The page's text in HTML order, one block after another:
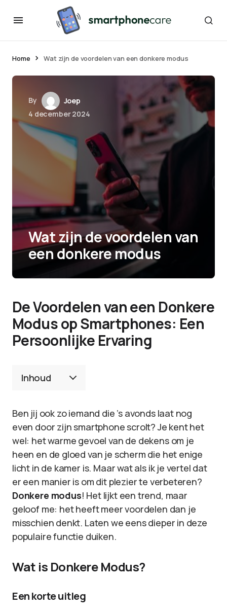
Home Wat zijn de voordelen van een donkere modus
By
Joep
4 december 2024
Wat zijn de voordelen van
een donkere modus
De Voordelen van een Donkere
Modus op Smartphones: Een
Persoonlijke Ervaring
Inhoud
Ben jij ook zo iemand die ’s avonds laat nog
even door zijn smartphone scrolt? Je kent het
wel: het warme gevoel van de dekens om je
heen en de gloed van je scherm die het enige
licht in de kamer is. Maar wat als ik je vertel dat
er een manier is om dit plezier te verbeteren?
Donkere modus! Het lijkt een trend, maar
geloof me: het heeft meer voordelen dan je
misschien denkt. Laten we eens dieper in deze
populaire functie duiken.
Wat is Donkere Modus?
Een korte uitleg